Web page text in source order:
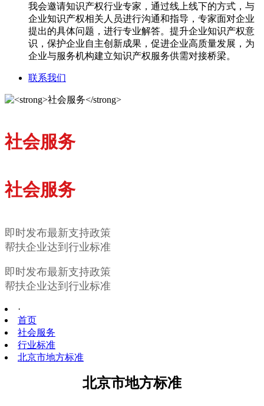
我会邀请知识产权行业专家，通过线上线下的方式，与
企业知识产权相关人员进行沟通和指导，专家面对企业
提出的具体问题，进行专业解答。提升企业知识产权意
识，保护企业自主创新成果，促进企业高质量发展，为
企业与服务机构建立知识产权服务供需对接桥梁。
联系我们
社会服务
社会服务
即时发布最新支持政策
帮扶企业达到行业标准
即时发布最新支持政策
帮扶企业达到行业标准
·
首页
社会服务
行业标准
北京市地方标准
北京市地方标准